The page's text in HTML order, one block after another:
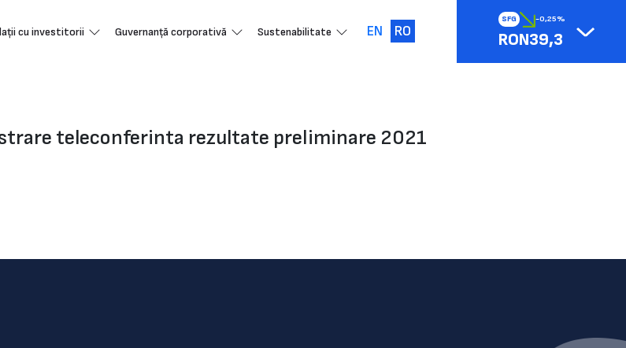
SFG -0,25%
RON39,3
cu investitorii Guvernanță corporativă Sustenabilitate EN RO
teleconferinta rezultate preliminare 2021